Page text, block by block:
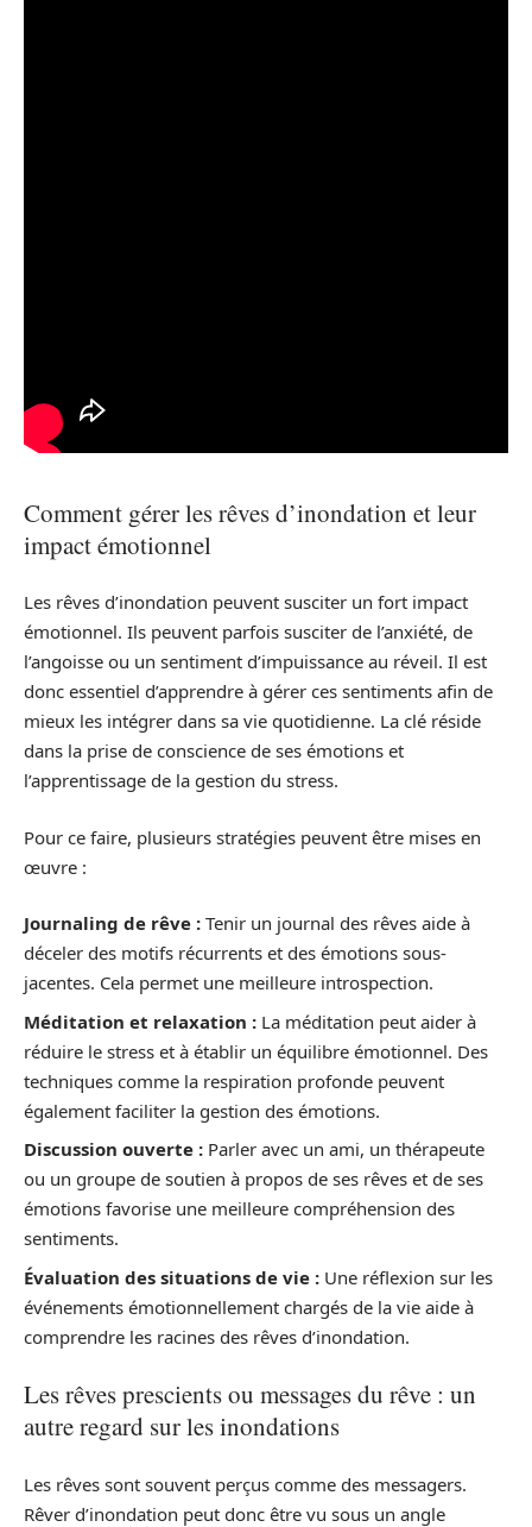
Comment gérer les rêves d’inondation et leur
impact émotionnel
Les rêves d’inondation peuvent susciter un fort impact
émotionnel. Ils peuvent parfois susciter de l’anxiété, de
l’angoisse ou un sentiment d’impuissance au réveil. Il est
donc essentiel d’apprendre à gérer ces sentiments afin de
mieux les intégrer dans sa vie quotidienne. La clé réside
dans la prise de conscience de ses émotions et
l’apprentissage de la gestion du stress.
Pour ce faire, plusieurs stratégies peuvent être mises en
œuvre :
Journaling de rêve : Tenir un journal des rêves aide à
déceler des motifs récurrents et des émotions sous-
jacentes. Cela permet une meilleure introspection.
Méditation et relaxation : La méditation peut aider à
réduire le stress et à établir un équilibre émotionnel. Des
techniques comme la respiration profonde peuvent
également faciliter la gestion des émotions.
Discussion ouverte : Parler avec un ami, un thérapeute
ou un groupe de soutien à propos de ses rêves et de ses
émotions favorise une meilleure compréhension des
sentiments.
Évaluation des situations de vie : Une réflexion sur les
événements émotionnellement chargés de la vie aide à
comprendre les racines des rêves d’inondation.
Les rêves prescients ou messages du rêve : un
autre regard sur les inondations
Les rêves sont souvent perçus comme des messagers.
Rêver d’inondation peut donc être vu sous un angle